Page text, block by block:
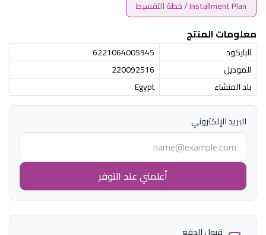
Installment Plan / خطة التقسيط
معلومات المنتج
الباركود
6221064005945
الموديل
220092516
بلد المنشاء
Egypt
البريد الإلكتروني
أعلمني عند التوفر